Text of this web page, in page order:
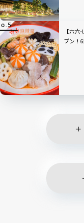
【六
プン！